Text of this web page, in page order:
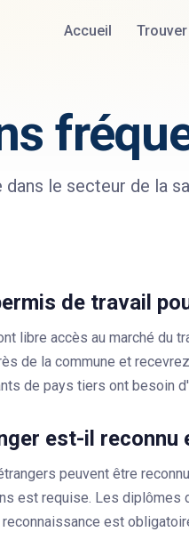
Accueil
le secteur de la
de travail
libre accès au marché du
de la commune et
de pays tiers ont besoin
est-il reconnu
peuvent être
est requise. Les diplômes
est